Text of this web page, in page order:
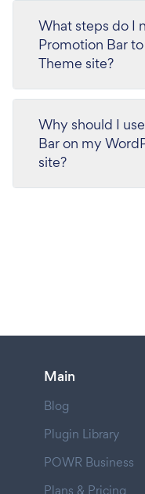
What steps do I
Promotion Bar
Theme site?
Why should I
Bar on my
site?
Main
Blog
Plugin Library
POWR Business
Plans & Pricing